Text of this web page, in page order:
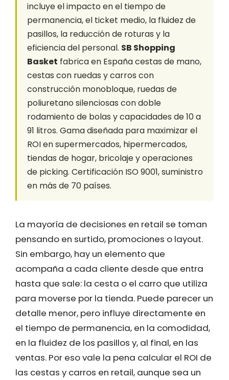
incluye el impacto en el tiempo de
permanencia, el ticket medio, la fluidez de
pasillos, la reducción de roturas y la
eficiencia del personal. SB Shopping
Basket fabrica en España cestas de mano,
cestas con ruedas y carros con
construcción monobloque, ruedas de
poliuretano silenciosas con doble
rodamiento de bolas y capacidades de 10 a
91 litros. Gama diseñada para maximizar el
ROI en supermercados, hipermercados,
tiendas de hogar, bricolaje y operaciones
de picking. Certificación ISO 9001, suministro
en más de 70 países.
La mayoría de decisiones en retail se toman
pensando en surtido, promociones o layout.
Sin embargo, hay un elemento que
acompaña a cada cliente desde que entra
hasta que sale: la cesta o el carro que utiliza
para moverse por la tienda. Puede parecer un
detalle menor, pero influye directamente en
el tiempo de permanencia, en la comodidad,
en la fluidez de los pasillos y, al final, en las
ventas. Por eso vale la pena calcular el ROI de
las cestas y carros en retail, aunque sea un